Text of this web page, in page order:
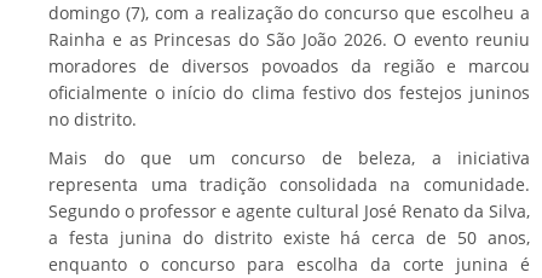
domingo (7), com a realização do concurso que escolheu a
Rainha e as Princesas do São João 2026. O evento reuniu
moradores de diversos povoados da região e marcou
oficialmente o início do clima festivo dos festejos juninos
no distrito.
Mais do que um concurso de beleza, a iniciativa
representa uma tradição consolidada na comunidade.
Segundo o professor e agente cultural José Renato da Silva,
a festa junina do distrito existe há cerca de 50 anos,
enquanto o concurso para escolha da corte junina é